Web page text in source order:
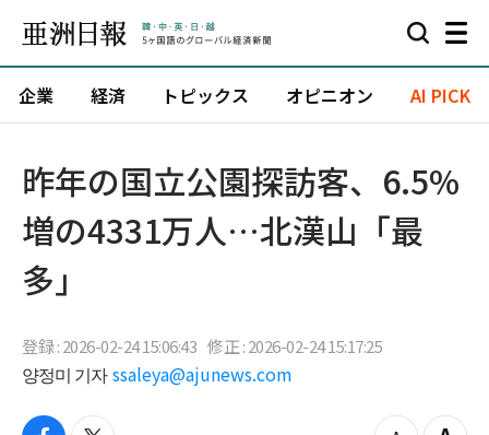
企業 経済 トピックス オピニオン AI PICK
昨年の国立公園探訪客、6.5%
増の4331万人…北漢山「最
多」
登録 : 2026-02-24 15:06:43 修正 : 2026-02-24 15:17:25
양정미 기자 ssaleya@ajunews.com